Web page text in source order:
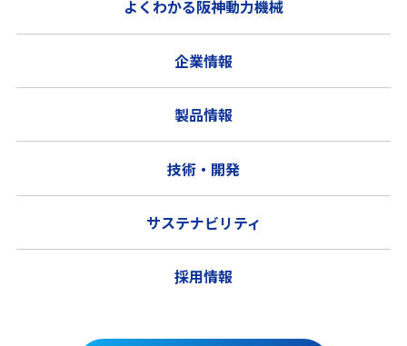
よくわかる阪神動力機械
企業情報
製品情報
技術・開発
サステナビリティ
採用情報